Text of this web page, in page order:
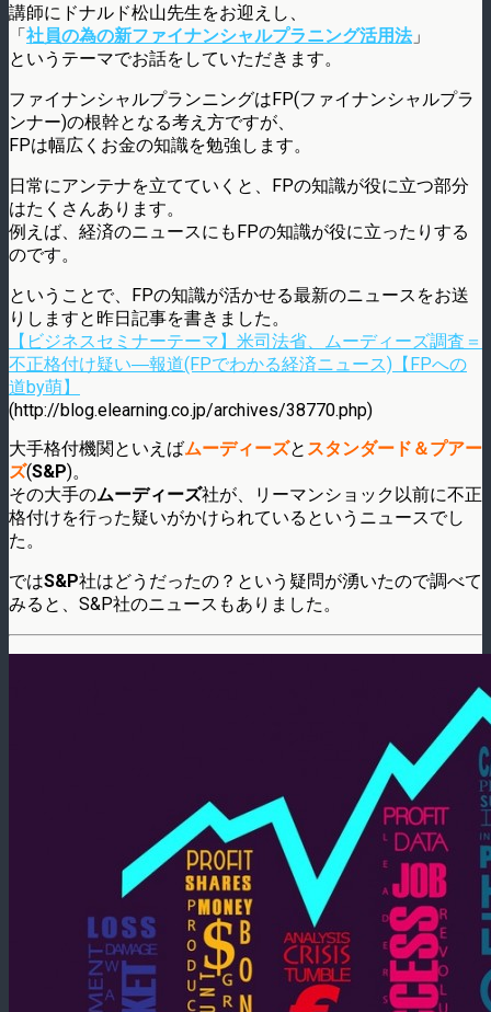
講師にドナルド松山先生をお迎えし、
「社員の為の新ファイナンシャルプラニング活用法」
というテーマでお話をしていただきます。
ファイナンシャルプランニングはFP(ファイナンシャルプラ
ンナー)の根幹となる考え方ですが、
FPは幅広くお金の知識を勉強します。
日常にアンテナを立てていくと、FPの知識が役に立つ部分
はたくさんあります。
例えば、経済のニュースにもFPの知識が役に立ったりする
のです。
ということで、FPの知識が活かせる最新のニュースをお送
りしますと昨日記事を書きました。
【ビジネスセミナーテーマ】米司法省、ムーディーズ調査＝
不正格付け疑い―報道(FPでわかる経済ニュース)【FPへの
道by萌】
(http://blog.elearning.co.jp/archives/38770.php)
大手格付機関といえばムーディーズと スタンダード＆プアー
ズ(S&P)。
その大手のムーディーズ社が、リーマンショック以前に不正
格付けを行った疑いがかけられているというニュースでし
た。
ではS&P社はどうだったの？という疑問が湧いたので調べて
みると、S&P社のニュースもありました。